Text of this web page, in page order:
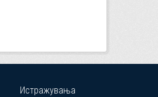
Истражувања